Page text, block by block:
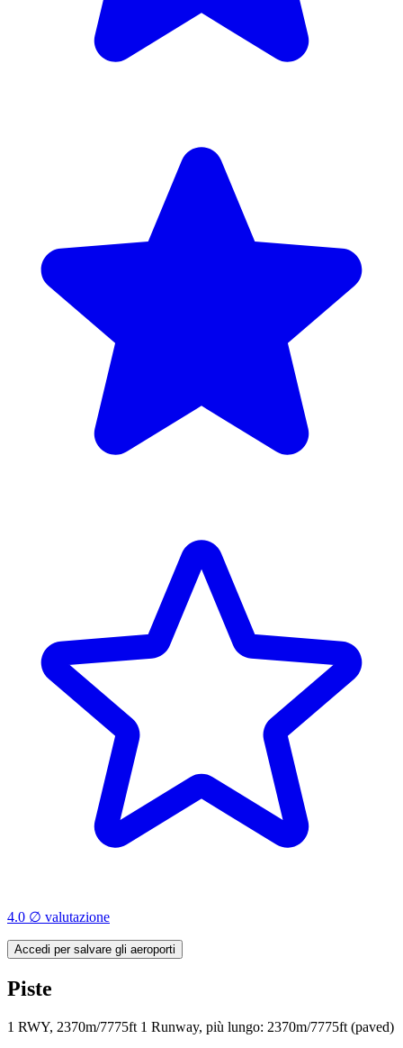
4.0 ∅ valutazione
Accedi per salvare gli aeroporti
Piste
1 RWY, 2370m/7775ft 1 Runway, più lungo: 2370m/7775ft (paved)